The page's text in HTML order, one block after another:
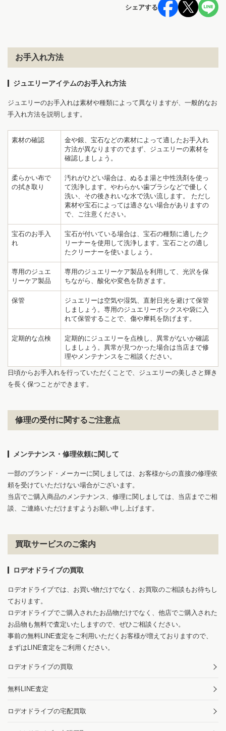
シェアする
お手入れ方法
ジュエリーアイテムのお手入れ方法
ジュエリーのお手入れは素材や種類によって異なりますが、一般的なお
手入れ方法を説明します。
素材の確認
金や銀、宝石などの素材によって適したお手入れ
方法が異なりますのでまず、ジュエリーの素材を
確認しましょう。
柔らかい布で
の拭き取り
汚れがひどい場合は、ぬるま湯と中性洗剤を使っ
て洗浄します。やわらかい歯ブラシなどで優しく
洗い、その後きれいな水で洗い流します。 ただし
素材や宝石によっては適さない場合がありますの
で、ご注意ください。
宝石のお手入
れ
宝石が付いている場合は、宝石の種類に適したク
リーナーを使用して洗浄します。宝石ごとの適し
たクリーナーを使いましょう。
専用のジュエ
リーケア製品
専用のジュエリーケア製品を利用して、光沢を保
ちながら、酸化や変色を防ぎます。
保管
ジュエリーは空気や湿気、直射日光を避けて保管
しましょう。専用のジュエリーボックスや袋に入
れて保管することで、傷や摩耗を防げます。
定期的な点検
定期的にジュエリーを点検し、異常がないか確認
しましょう。異常が見つかった場合は当店まで修
理やメンテナンスをご相談ください。
日頃からお手入れを行っていただくことで、ジュエリーの美しさと輝き
を長く保つことができます。
修理の受付に関するご注意点
メンテナンス・修理依頼に関して
一部のブランド・メーカーに関しましては、お客様からの直接の修理依
頼を受けていただけない場合がございます。
当店でご購入商品のメンテナンス、修理に関しましては、当店までご相
談、ご連絡いただけますようお願い申し上げます。
買取サービスのご案内
ロデオドライブの買取
ロデオドライブでは、お買い物だけでなく、お買取のご相談もお待ちし
ております。
ロデオドライブでご購入されたお品物だけでなく、他店でご購入された
お品物も無料で査定いたしますので、ぜひご相談ください。
事前の無料LINE査定をご利用いただくお客様が増えておりますので、
まずはLINE査定をご利用ください。
ロデオドライブの買取
無料LINE査定
ロデオドライブの宅配買取
6